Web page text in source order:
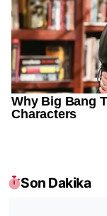
Son Dakika